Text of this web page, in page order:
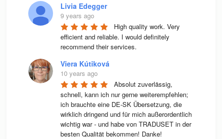
Livia Edegger
9 years ago
High quality work. Very
efficient and reliable. I would definitely
recommend their services.
Viera Kútiková
10 years ago
Absolut zuverlässig,
schnell, kann ich nur gerne weiterempfehlen;
ich brauchte eine DE-SK Übersetzung, die
wirklich dringend und für mich außerordentlich
wichtig war - und habe von TRADUSET in der
besten Qualität bekommen! Danke!